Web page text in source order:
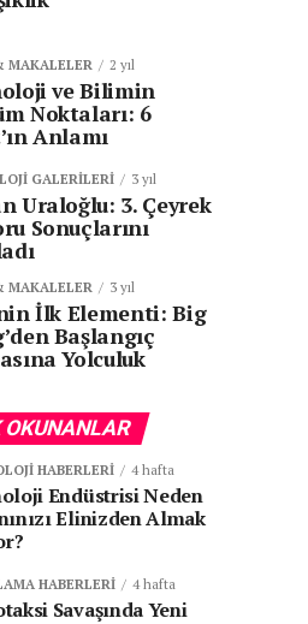
MAKALELER 2 yıl
ve Bilimin
Noktaları: 6
Anlamı
GALERILERI 3 yıl
Uraloğlu: 3. Çeyrek
Sonuçlarını
MAKALELER 3 yıl
İlk Elementi: Big
Başlangıç
Yolculuk
OKUNANLAR
HABERLERI 4 hafta
Endüstrisi Neden
Elinizden Almak
HABERLERI 4 hafta
Savaşında Yeni